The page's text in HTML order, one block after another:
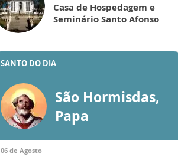
Casa de Hospedagem e
Seminário Santo Afonso
SANTO DO DIA
São Hormisdas,
Papa
06 de Agosto